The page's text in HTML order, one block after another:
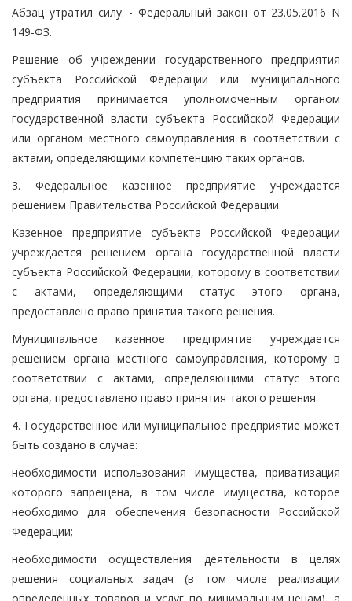
Абзац утратил силу. - Федеральный закон от 23.05.2016 N
149-ФЗ.
Решение об учреждении государственного предприятия
субъекта Российской Федерации или муниципального
предприятия принимается уполномоченным органом
государственной власти субъекта Российской Федерации
или органом местного самоуправления в соответствии с
актами, определяющими компетенцию таких органов.
3. Федеральное казенное предприятие учреждается
решением Правительства Российской Федерации.
Казенное предприятие субъекта Российской Федерации
учреждается решением органа государственной власти
субъекта Российской Федерации, которому в соответствии
с актами, определяющими статус этого органа,
предоставлено право принятия такого решения.
Муниципальное казенное предприятие учреждается
решением органа местного самоуправления, которому в
соответствии с актами, определяющими статус этого
органа, предоставлено право принятия такого решения.
4. Государственное или муниципальное предприятие может
быть создано в случае:
необходимости использования имущества, приватизация
которого запрещена, в том числе имущества, которое
необходимо для обеспечения безопасности Российской
Федерации;
необходимости осуществления деятельности в целях
решения социальных задач (в том числе реализации